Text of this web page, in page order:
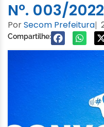
Nº. 003/
PorSecom Prefeitura|
Compartilhe: